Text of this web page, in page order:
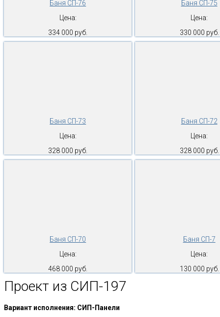
Баня СП-76
Цена:
334 000 руб.
Баня СП-75
Цена:
330 000 руб.
Баня СП-73
Цена:
328 000 руб.
Баня СП-72
Цена:
328 000 руб.
Баня СП-70
Цена:
468 000 руб.
Баня СП-7
Цена:
130 000 руб.
Проект из СИП-197
Вариант исполнения: СИП-Панели